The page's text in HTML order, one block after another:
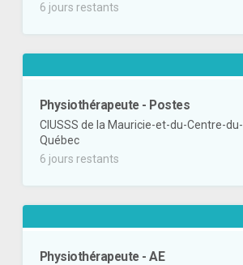
6 jours restants
Physiothérapeute - Postes
CIUSSS de la Mauricie-et-du-Centre-du-
Québec
6 jours restants
Physiothérapeute - AE